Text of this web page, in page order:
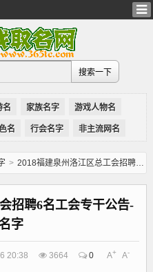
名 家族名字 游戏人物名
名 行会名字 非主流网名
> 2018福建泉州洛江区总工会招聘6名工会专干公告-行会名字
招聘6名工会专干公告-
字
20:38 3664 0 A+ A-